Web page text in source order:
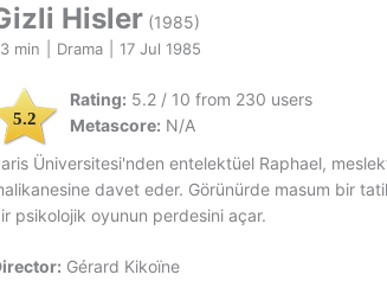
Hisler (1985)
min Drama 17 Jul 1985
5.2
Rating: 5.2 / 10 from 230 users
Metascore: N/A
Üniversitesi'nden entelektüel Raphael,
davet eder. Görünürde masum bir
psikolojik oyunun perdesini açar.
Gérard Kikoïne